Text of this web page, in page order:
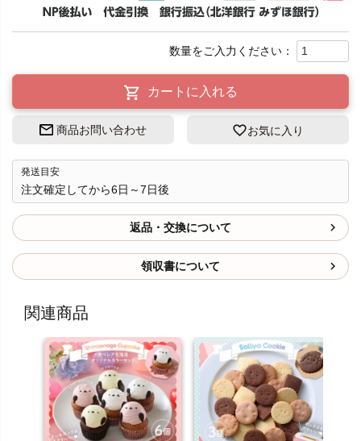
カートに入れる
商品お問い合わせ お気に入り
発送目安
注文確定してから6日～7日後
返品・交換について
領収書について
関連商品